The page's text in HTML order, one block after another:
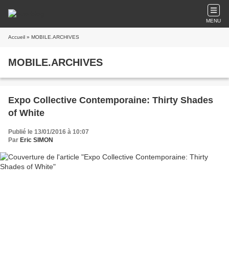
MENU
Accueil » MOBILE.ARCHIVES
MOBILE.ARCHIVES
Expo Collective Contemporaine: Thirty Shades
of White
Publié le 13/01/2016 à 10:07
Par Eric SIMON